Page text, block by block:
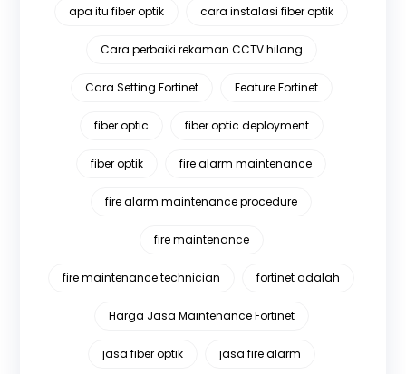
apa itu fiber optik cara instalasi fiber optik
Cara perbaiki rekaman CCTV hilang
Cara Setting Fortinet Feature Fortinet
fiber optic fiber optic deployment
fiber optik fire alarm maintenance
fire alarm maintenance procedure
fire maintenance
fire maintenance technician fortinet adalah
Harga Jasa Maintenance Fortinet
jasa fiber optik jasa fire alarm